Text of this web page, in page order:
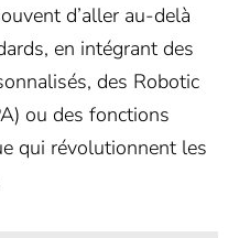
d’aller au-delà
en intégrant des
des Robotic
ou des fonctions
qui révolutionnent les